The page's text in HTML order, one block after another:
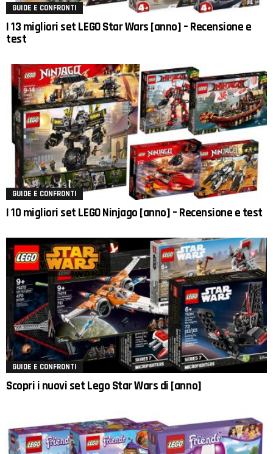
GUIDE E CONFRONTI
I 13 migliori set LEGO Star Wars [anno] – Recensione e
test
GUIDE E CONFRONTI
I 10 migliori set LEGO Ninjago [anno] – Recensione e test
GUIDE E CONFRONTI
Scopri i nuovi set Lego Star Wars di [anno]